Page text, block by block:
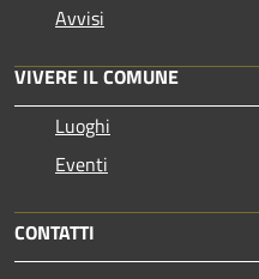
Avvisi
VIVERE IL COMUNE
Luoghi
Eventi
CONTATTI